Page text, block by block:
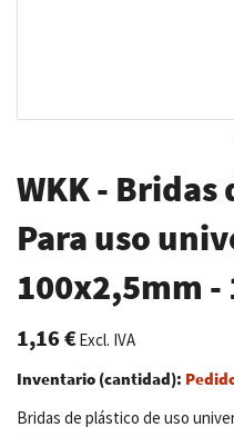
al
comienzo
de
la
galería
de
WKK - Bridas
Para uso
100x2,5mm -
1,16 €Excl. IVA
Inventario (cantidad):
Bridas de plástico de uso